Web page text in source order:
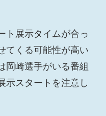
ト展示タイムが合っ
てくる可能性が高い
岡崎選手がいる番組
示スタートを注意し